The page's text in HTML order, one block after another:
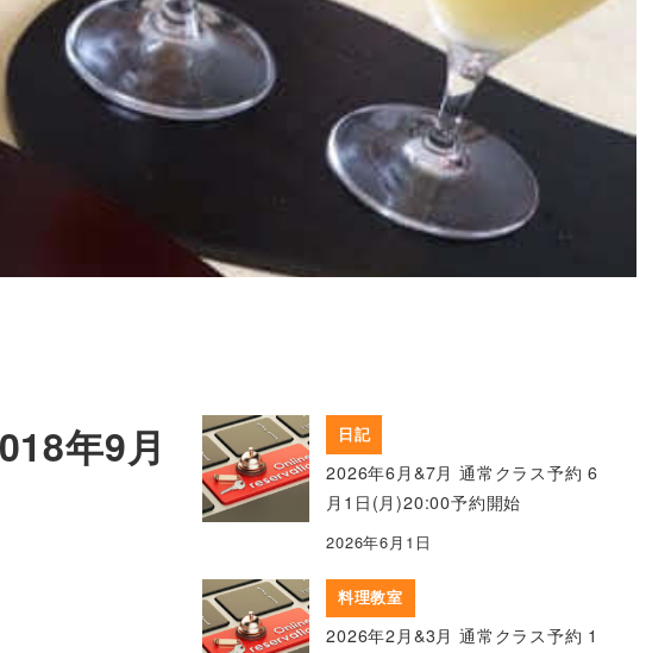
年9月 日記
2026年6月&7月 通常クラス予約 6
月1日(月)20:00予約開始
2026年6月1日
料理教室
2026年2月&3月 通常クラス予約 1